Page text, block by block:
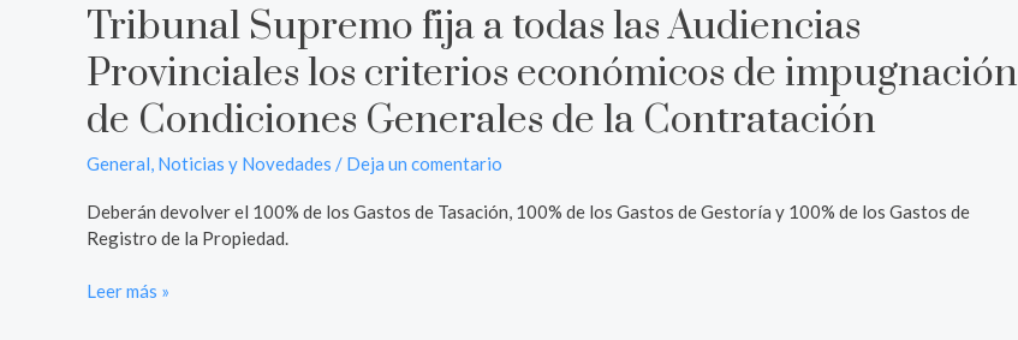
Tribunal Supremo fija a todas las Audiencias
Provinciales los criterios económicos de impugnación
de Condiciones Generales de la Contratación
General, Noticias y Novedades / Deja un comentario
Deberán devolver el 100% de los Gastos de Tasación, 100% de los Gastos de Gestoría y 100% de los Gastos de
Registro de la Propiedad.
Tribunal
Supremo
fija
todas
Audiencias
Provinciales
los
criterios
económicos
Leer más »